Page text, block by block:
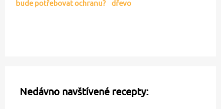
bude potřebovat ochranu?
dřevo
Nedávno navštívené recepty: